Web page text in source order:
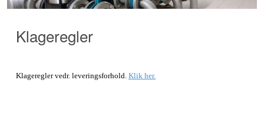
Klageregler
Klageregler vedr. leveringsforhold. Klik her.